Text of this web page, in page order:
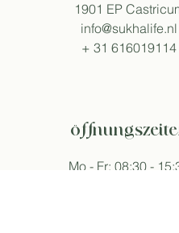
1901 EP
info@sukhalife.nl
+ 31 616019114
Mo - Fr: 08:30 -